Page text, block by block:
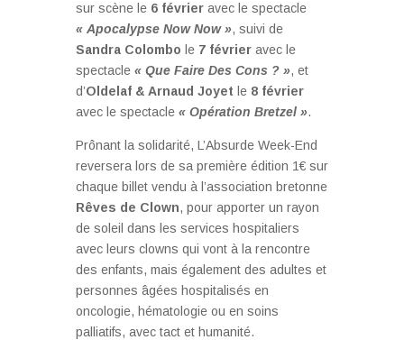
sur scène le 6 février avec le spectacle
« Apocalypse Now Now », suivi de
Sandra Colombo le 7 février avec le
spectacle « Que Faire Des Cons ? », et
d’Oldelaf & Arnaud Joyet le 8 février
avec le spectacle « Opération Bretzel ».
Prônant la solidarité, L’Absurde Week-End
reversera lors de sa première édition 1€ sur
chaque billet vendu à l’association bretonne
Rêves de Clown, pour apporter un rayon
de soleil dans les services hospitaliers
avec leurs clowns qui vont à la rencontre
des enfants, mais également des adultes et
personnes âgées hospitalisés en
oncologie, hématologie ou en soins
palliatifs, avec tact et humanité.